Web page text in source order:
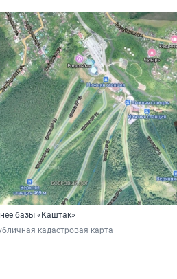
базы «Каштак»
кадастровая карта